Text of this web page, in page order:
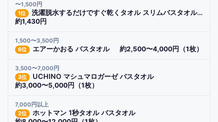
〜1,500円
1位 洗濯脱水するだけですぐ乾くタオル スリムバスタオル 120×34cm 1点〜
約1,430円
1,500〜3,500円
6位 エアーかおる バスタオル 約2,500〜4,000円（1枚）
3,500〜7,000円
3位 UCHINO マシュマロガーゼ バスタオル
約3,000〜5,000円（1枚）
7,000円以上
2位 ホットマン 1秒タオル バスタオル